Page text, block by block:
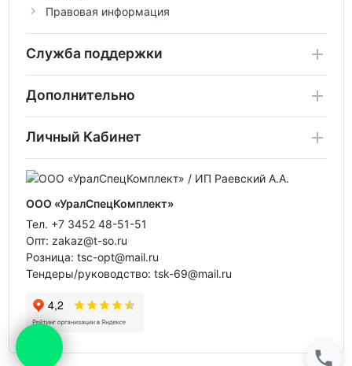
Правовая информация
Служба поддержки
Дополнительно
Личный Кабинет
ООО «УралСпецКомплект»
Тел. +7 3452 48-51-51
Опт: zakaz@t-so.ru
Розница: tsc-opt@mail.ru
Тендеры/руководство: tsk-69@mail.ru